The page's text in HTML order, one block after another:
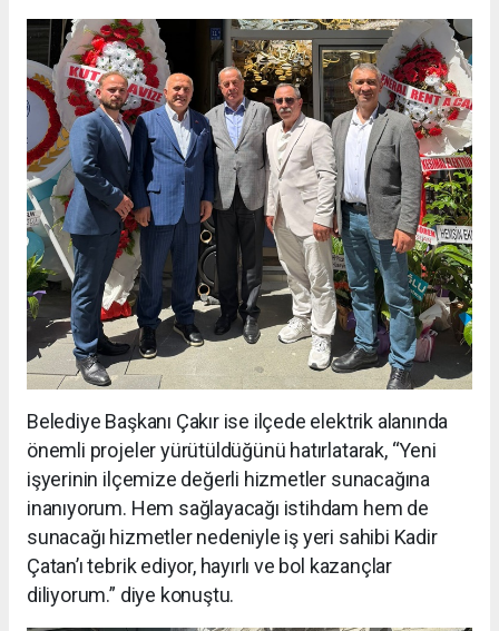
Belediye Başkanı Çakır ise ilçede elektrik alanında
önemli projeler yürütüldüğünü hatırlatarak, “Yeni
işyerinin ilçemize değerli hizmetler sunacağına
inanıyorum. Hem sağlayacağı istihdam hem de
sunacağı hizmetler nedeniyle iş yeri sahibi Kadir
Çatan’ı tebrik ediyor, hayırlı ve bol kazançlar
diliyorum.” diye konuştu.